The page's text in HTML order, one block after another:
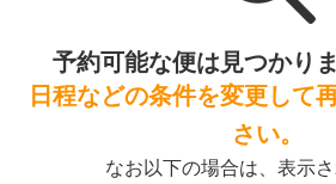
予約可能な便は見つかり
日程などの条件を変更して
さい。
なお以下の場合は、表示さ